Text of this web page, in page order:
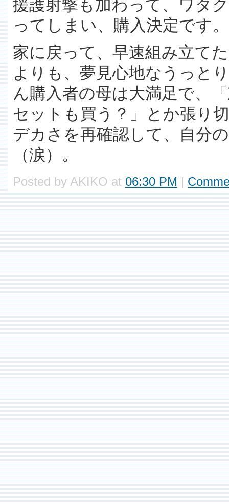
援護射撃も加わって、ワタ
ってしまい、購入決定です。
家に戻って、早速組み立て
よりも、夢見心地なうっと
ん購入者の母は大満足で、
セットも買う？」とか張り
デカさを再確認して、自分
（涙）。
Posted by AKIKO at 06:30 PM |